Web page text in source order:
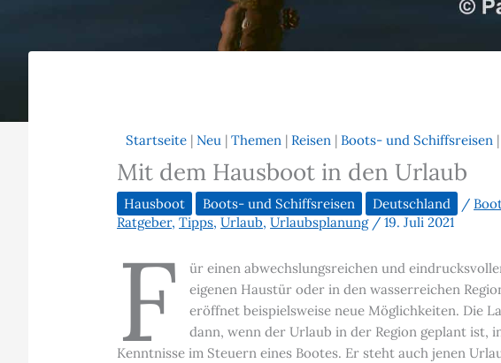
Startseite | Neu |Themen | Reisen | Boots- und Schiffsreisen |
Mit dem Hausboot in den Urlaub
Hausboot Boots- und Schiffsreisen Deutschland /
Ratgeber,Tipps,Urlaub,Urlaubsplanung/19. Juli 2021
F
ür einen abwechslungsreichen und
eigenen Haustür oder in den wasserreichen
eröffnet beispielsweise neue Möglichkeiten. Die
dann, wenn der Urlaub in der Region geplant
Kenntnisse im Steuern eines Bootes. Er steht auch jenen